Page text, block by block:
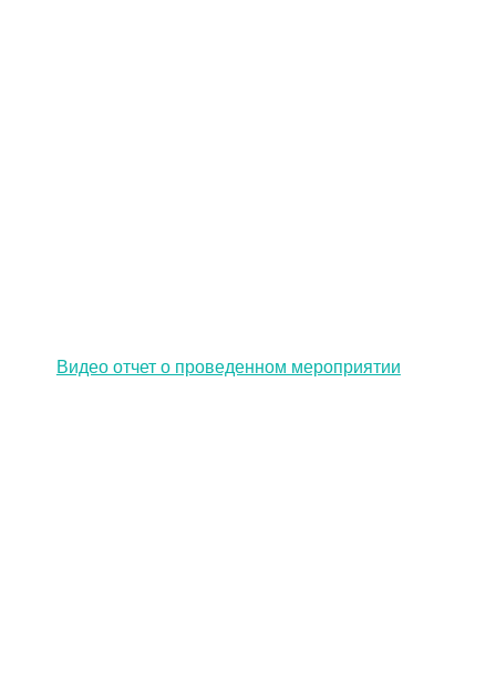
Видео отчет о проведенном мероприятии